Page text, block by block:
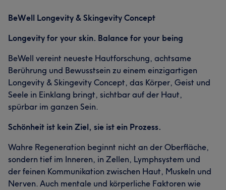
BeWell Longevity & Skingevity Concept
Longevity for your skin. Balance for your being
BeWell vereint neueste Hautforschung, achtsame
Berührung und Bewusstsein zu einem einzigartigen
Longevity & Skingevity Concept, das Körper, Geist und
Seele in Einklang bringt, sichtbar auf der Haut,
spürbar im ganzen Sein.
Schönheit ist kein Ziel, sie ist ein Prozess.
Wahre Regeneration beginnt nicht an der Oberfläche,
sondern tief im Inneren, in Zellen, Lymphsystem und
der feinen Kommunikation zwischen Haut, Muskeln und
Nerven. Auch mentale und körperliche Faktoren wie